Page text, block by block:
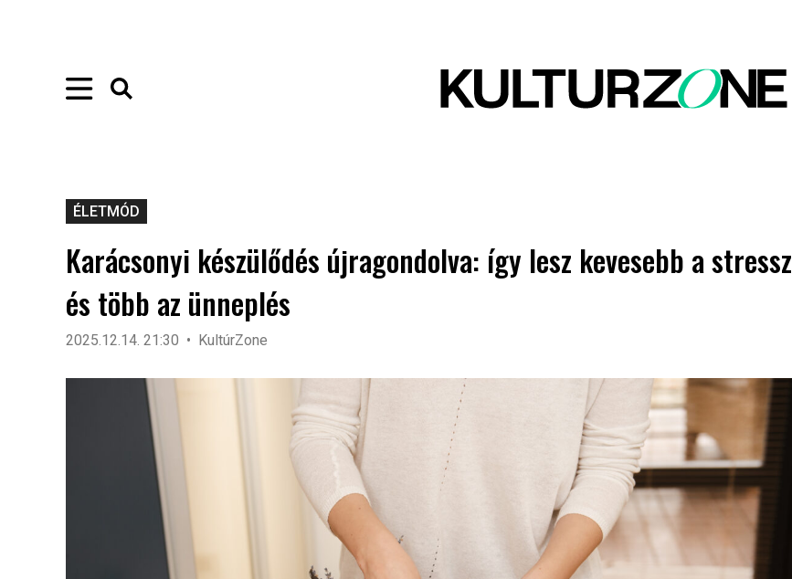
ÉLETMÓD
Karácsonyi készülődés újragondolva: így lesz kevesebb a stressz
és több az ünneplés
2025.12.14. 21:30 KultúrZone